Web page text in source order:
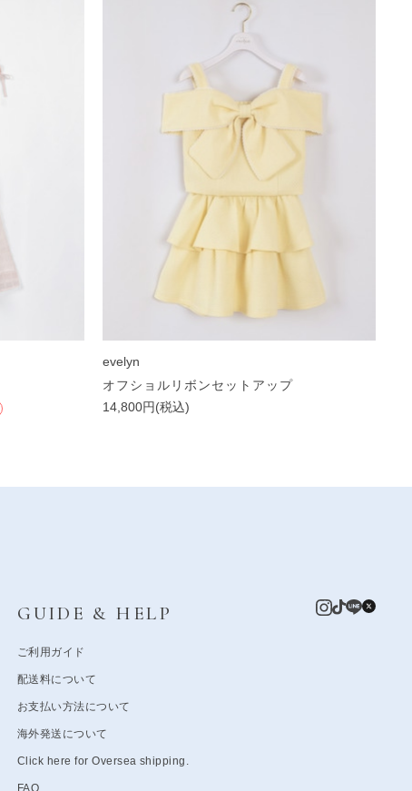
evelyn
オフショルリボンセットアップ
14,800円(税込)
GUIDE & HELP
ご利用ガイド
配送料について
お支払い方法について
海外発送について
Click here for Oversea shipping.
FAQ